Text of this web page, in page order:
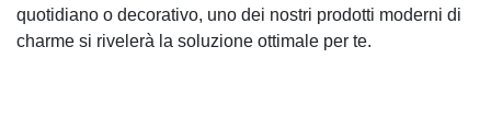
quotidiano o decorativo, uno dei nostri prodotti moderni di
charme si rivelerà la soluzione ottimale per te.